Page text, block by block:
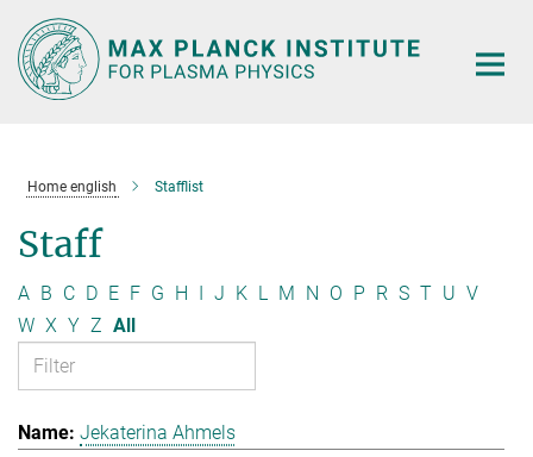
Main-
Content
Home english Stafflist
Staff
A B C D E F G H I J K L M N O P R S T U V
W X Y Z All
Jekaterina Ahmels